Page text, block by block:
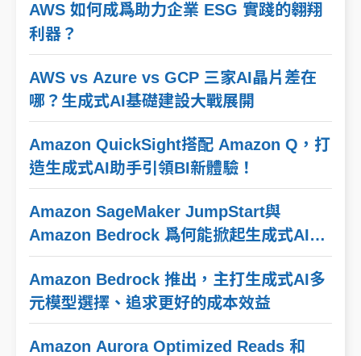
AWS 如何成爲助力企業 ESG 實踐的翱翔
利器？
AWS vs Azure vs GCP 三家AI晶片差在
哪？生成式AI基礎建設大戰展開
Amazon QuickSight搭配 Amazon Q，打
造生成式AI助手引領BI新體驗！
Amazon SageMaker JumpStart與
Amazon Bedrock 爲何能掀起生成式AI模
型新風潮？
Amazon Bedrock 推出，主打生成式AI多
元模型選擇、追求更好的成本效益
Amazon Aurora Optimized Reads 和